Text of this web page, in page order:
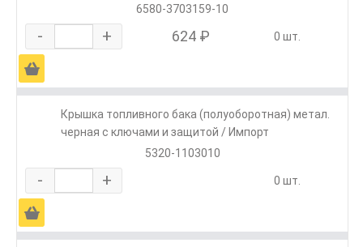
6580-3703159-10
- + 624 ₽ 0 шт.
Ä
Крышка топливного бака (полуоборотная) метал.
черная с ключами и защитой / Импорт
5320-1103010
- + 0 шт.
Ä